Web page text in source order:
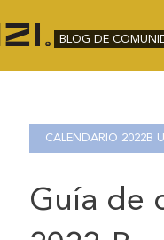
BLOG DE
CALENDARIO 2022B
Guía de